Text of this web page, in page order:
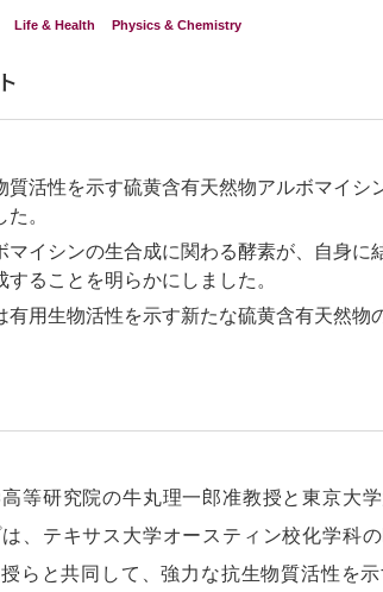
Life & Health Physics & Chemistry
質活性を示す硫黄含有天然物アルボマイ
た。
マイシンの生合成に関わる酵素が、自身
することを明らかにしました。
有用生物活性を示す新たな硫黄含有天然物
等研究院の牛丸理一郎准教授と東京大
、テキサス大学オースティン校化学科
らと共同して、強力な抗生物質活性を